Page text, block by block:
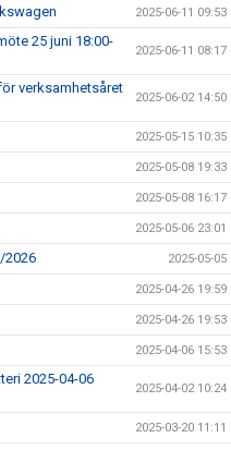
2025-06-11 09:53
25 juni 18:00-
2025-06-11 08:17
verksamhetsåret
2025-06-02 14:50
2025-05-15 10:35
2025-05-08 19:33
2025-05-08 16:17
2025-05-06 23:01
2026 2025-05-05
2025-04-26 19:59
2025-04-26 19:53
2025-04-06 15:53
2025-04-06
2025-04-02 10:24
2025-03-20 11:11